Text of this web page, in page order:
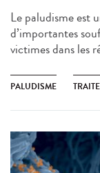
Le paludisme est
d’importantes
victimes dans les
PALUDISME